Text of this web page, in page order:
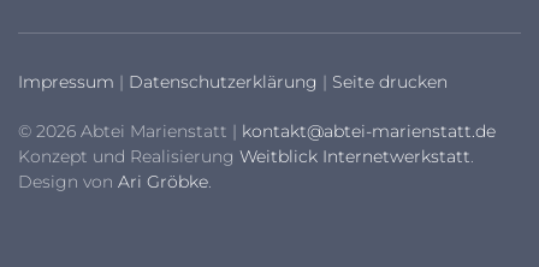
Impressum | Datenschutzerklärung | Seite drucken
© 2026 Abtei Marienstatt | kontakt@abtei-marienstatt.de
Konzept und Realisierung Weitblick Internetwerkstatt.
Design von Ari Gröbke.